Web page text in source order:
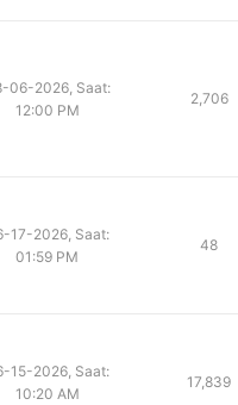
06-2026, Saat:
12:00 PM
2,706
17-2026, Saat:
01:59 PM
48
15-2026, Saat:
10:20 AM
17,839